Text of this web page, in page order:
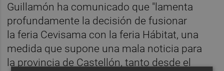
Guillamón ha comunicado que "lamenta
profundamente la decisión de fusionar
la feria Cevisama con la feria Hábitat, una
medida que supone una mala noticia para
la provincia de Castellón, tanto desde el